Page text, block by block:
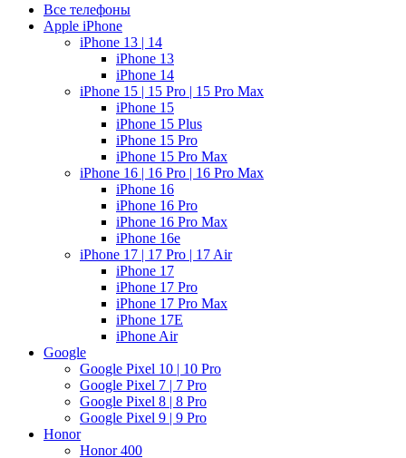
Все телефоны
Apple iPhone
iPhone 13 | 14
iPhone 13
iPhone 14
iPhone 15 | 15 Pro | 15 Pro Max
iPhone 15
iPhone 15 Plus
iPhone 15 Pro
iPhone 15 Pro Max
iPhone 16 | 16 Pro | 16 Pro Max
iPhone 16
iPhone 16 Pro
iPhone 16 Pro Max
iPhone 16e
iPhone 17 | 17 Pro | 17 Air
iPhone 17
iPhone 17 Pro
iPhone 17 Pro Max
iPhone 17E
iPhone Air
Google
Google Pixel 10 | 10 Pro
Google Pixel 7 | 7 Pro
Google Pixel 8 | 8 Pro
Google Pixel 9 | 9 Pro
Honor
Honor 400